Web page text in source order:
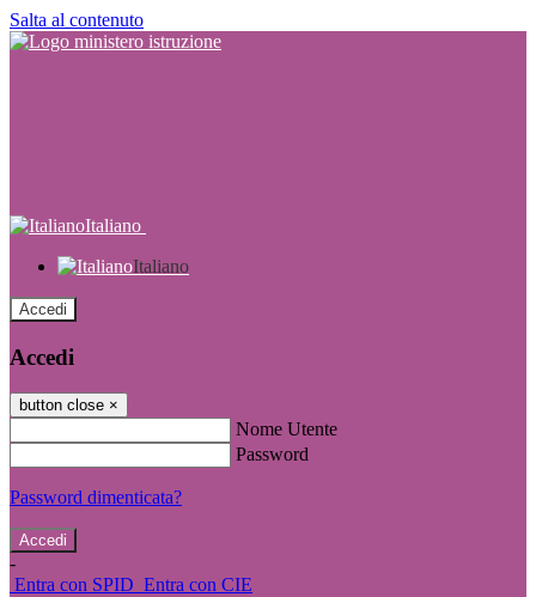
Salta al contenuto
Italiano
Italiano
Accedi
Accedi
button close ×
Nome Utente
Password
Password dimenticata?
-
Entra con SPID Entra con CIE